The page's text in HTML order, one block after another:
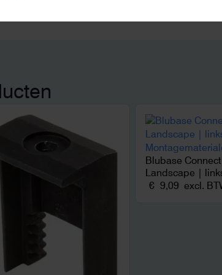
Blubase
Landscape |
€ 9,09 excl.